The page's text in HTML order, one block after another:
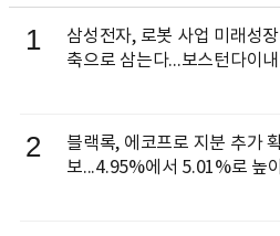
1
삼성전자, 로봇 사업 미래성
축으로 삼는다...보스턴다이
2
블랙록, 에코프로 지분 추가
보...4.95%에서 5.01%로 높